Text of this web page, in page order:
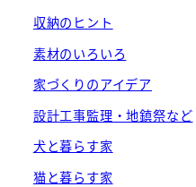
収納のヒント
素材のいろいろ
家づくりのアイデア
設計工事監理・地鎮祭など
犬と暮らす家
猫と暮らす家